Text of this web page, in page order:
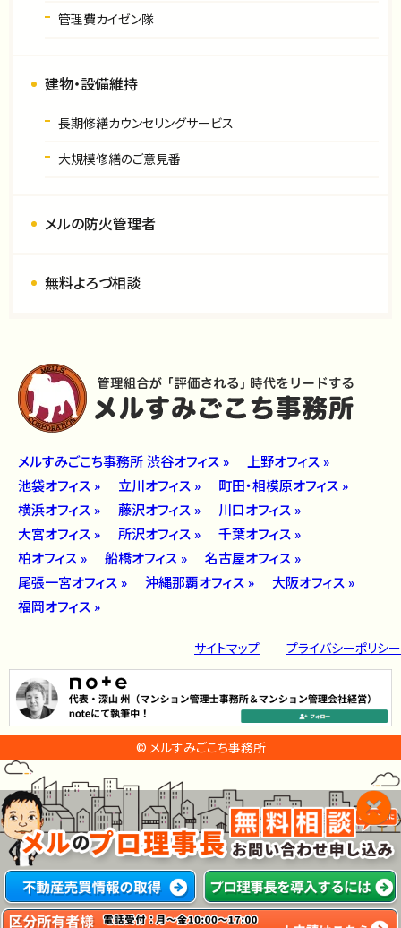
管理費カイゼン隊
建物・設備維持
長期修繕カウンセリングサービス
大規模修繕のご意見番
メルの防火管理者
無料よろづ相談
メルすみごこち事務所 渋谷オフィス »
上野オフィス »
池袋オフィス »
立川オフィス »
町田・相模原オフィス »
横浜オフィス »
藤沢オフィス »
川口オフィス »
大宮オフィス »
所沢オフィス »
千葉オフィス »
柏オフィス »
船橋オフィス »
名古屋オフィス »
尾張一宮オフィス »
沖縄那覇オフィス »
大阪オフィス »
福岡オフィス »
サイトマップ プライバシーポリシー
© メルすみごこち事務所